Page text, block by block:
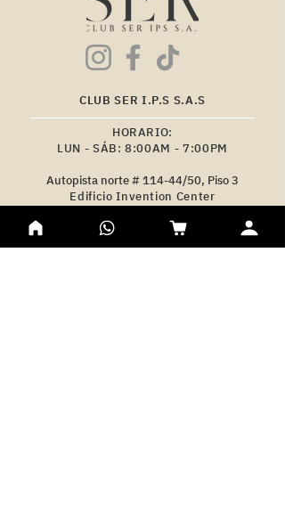
CLUB SER I.P.S S.A.S
HORARIO:
LUN - SÁB: 8:00AM - 7:00PM
Autopista norte # 114-44/50, Piso 3
Edificio Invention Center
PARQUEADERO PÚBLICO